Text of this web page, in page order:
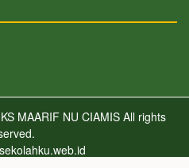
MAARIF NU CIAMISAll rights
sekolahku.web.id